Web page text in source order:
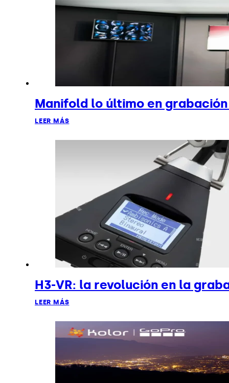
Manifold lo último en
LEER MÁS
H3-VR: la revolución en la
LEER MÁS